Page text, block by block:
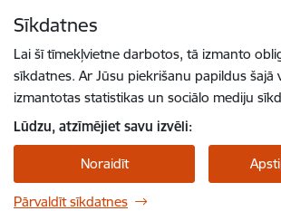
Sīkdatnes
Lai šī tīmekļvietne darbotos, tā izmanto
sīkdatnes. Ar Jūsu piekrišanu papildus šajā
izmantotas statistikas un sociālo mediju
Lūdzu, atzīmējiet savu izvēli:
Noraidīt
Pārvaldīt sīkdatnes